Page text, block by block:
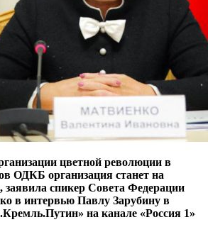
цветной революции в
ОДКБ организация станет на
заявила спикер Совета Федерации
в интервью Павлу Зарубину в
на канале «Россия 1»